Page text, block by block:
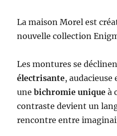
La maison Morel est
nouvelle collection
Les montures se
électrisante,
unebichromie unique à
contraste devient un
rencontre entre